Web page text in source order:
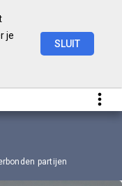
je
SLUIT
partijen